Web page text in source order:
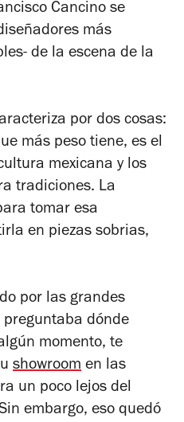
Cancino se
más
de la escena de la
por dos cosas:
más peso tiene, es el
mexicana y los
tradiciones. La
tomar esa
en piezas sobrias,
por las grandes
preguntaba dónde
momento, te
showroom en las
un poco lejos del
embargo, eso quedó